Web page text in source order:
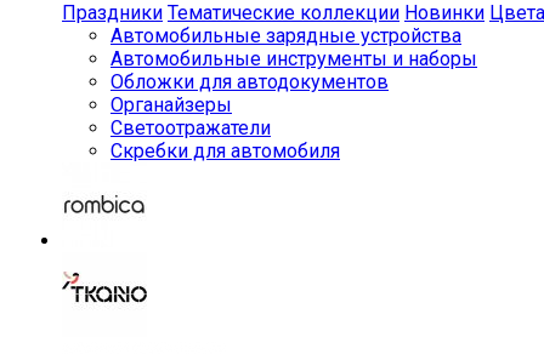
Праздники Тематические коллекции Новинки Цвета
Автомобильные зарядные устройства
Автомобильные инструменты и наборы
Обложки для автодокументов
Органайзеры
Светоотражатели
Скребки для автомобиля